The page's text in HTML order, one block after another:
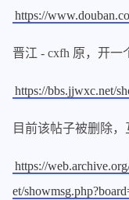
https://
晋江 - cxfh 原，开一
https://bbs.jjwxc.net/
目前该帖子被删除
https://
et/